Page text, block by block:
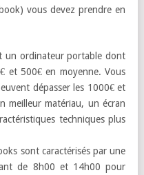
vous devez prendre en
un ordinateur portable dont
et 500€ en moyenne. Vous
dépasser les 1000€ et
meilleur matériau, un écran
techniques plus
sont caractérisés par une
de 8h00 et 14h00 pour